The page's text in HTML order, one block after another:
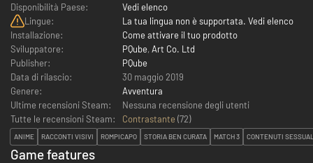
Disponibilità Paese:
Vedi elenco
Lingue:
La tua lingua non è supportata. Vedi elenco
Installazione:
Come attivare il tuo prodotto
Sviluppatore:
PQube, Art Co. Ltd
Publisher:
PQube
Data di rilascio:
30 maggio 2019
Genere:
Avventura
Ultime recensioni Steam:
Nessuna recensione degli utenti
Tutte le recensioni Steam:
Contrastante (72)
ANIME RACCONTI VISIVI ROMPICAPO STORIA BEN CURATA MATCH 3 CONTENUTI
Game features